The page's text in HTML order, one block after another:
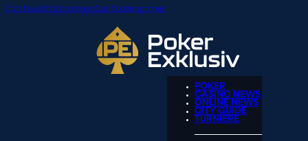
Zum Hauptinhalt springenZum Footer springen
POKER
CASINO NEWS
ONLINE NEWS
CITY GUIDE
TURNIERE